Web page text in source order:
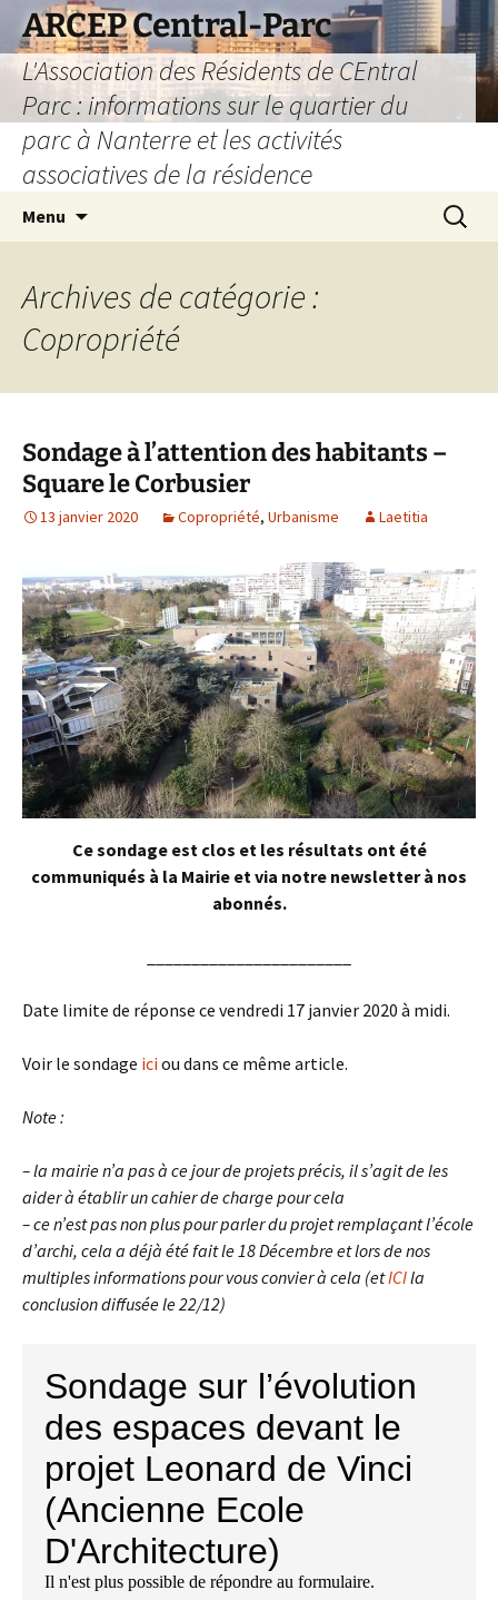
Aller
contenu
ARCEP Central-Parc
L'Association des Résidents de CEntral
Parc : informations sur le quartier du
parc à Nanterre et les activités
associatives de la résidence
Menu
Archives de catégorie :
Copropriété
Sondage à l’attention des habitants –
Square le Corbusier
13 janvier 2020 Copropriété, Urbanisme Laetitia
Ce sondage est clos et les résultats ont été
communiqués à la Mairie et via notre newsletter à nos
abonnés.
Date limite de réponse ce vendredi 17 janvier 2020 à midi.
Voir le sondage iciou dans ce même article.
Note :
– la mairie n’a pas à ce jour de projets précis, il s’agit de les
aider à établir un cahier de charge pour cela
– ce n’est pas non plus pour parler du projet remplaçant l’école
d’archi, cela a déjà été fait le 18 Décembre et lors de nos
multiples informations pour vous convier à cela (etICIla
conclusion diffusée le 22/12)